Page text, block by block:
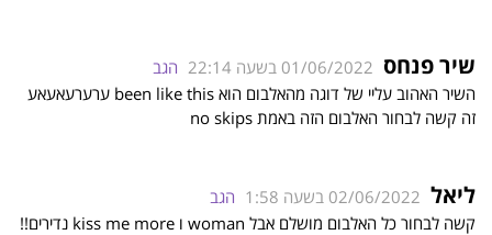
שיר פנחס 01/06/2022 בשעה 22:14
הגב
השיר האהוב עליי של דוגה מהאלבום הוא been like this ערערעאעאע
זה קשה לבחור האלבום הזה באמת no skips
ליאל 02/06/2022 בשעה 1:58
הגב
קשה לבחור כל האלבום מושלם אבל woman ו kiss me more נדירים!!